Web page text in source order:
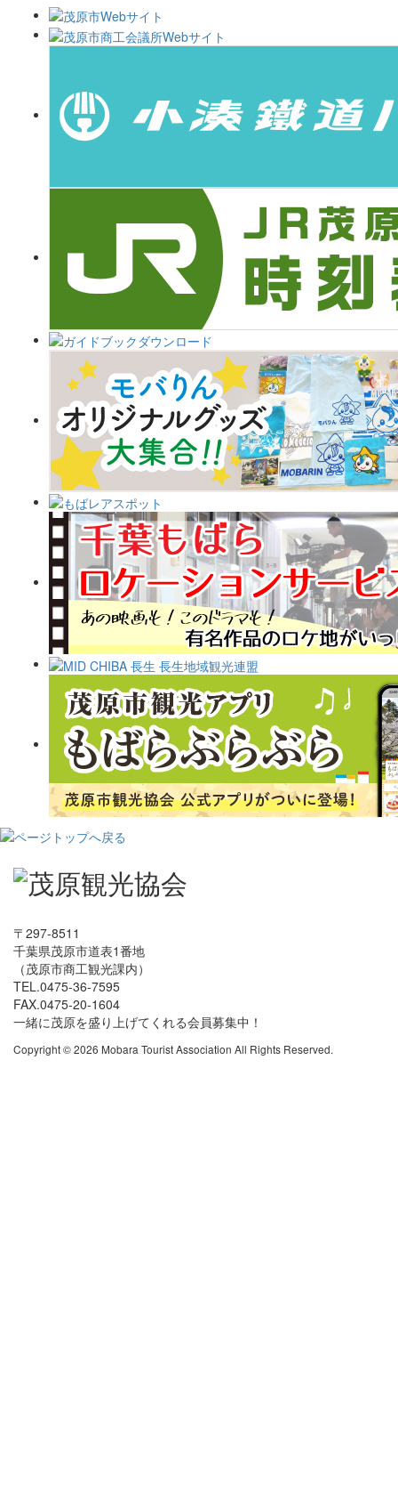
〒297-8511
千葉県茂原市道表1番地
（茂原市商工観光課内）
TEL.0475-36-7595
FAX.0475-20-1604
一緒に茂原を盛り上げてくれる会員募集中！
Copyright © 2026 Mobara Tourist Association All Rights Reserved.